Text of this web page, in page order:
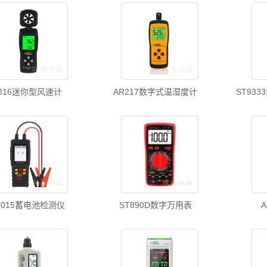
迷你型风速计 AR217数字式温湿度计
蓄电池检测仪 ST890D数字万用表